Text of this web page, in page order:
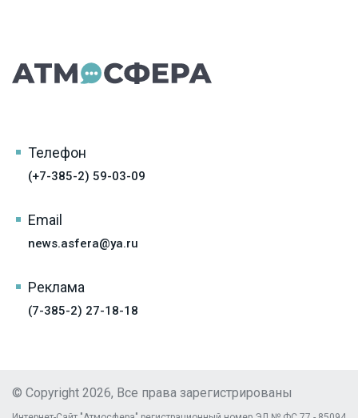
Телефон
(+7-385-2) 59-03-09
Email
news.asfera@ya.ru
Реклама
(7-385-2) 27-18-18
© Copyright 2026, Все права зарегистрированы